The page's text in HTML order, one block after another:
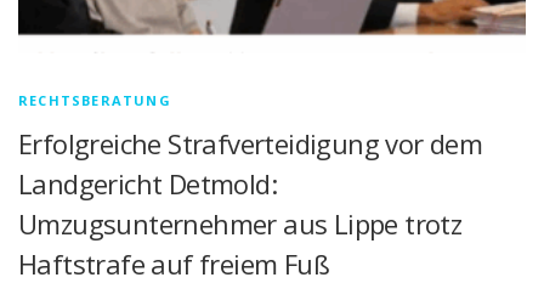
RECHTSBERATUNG
Erfolgreiche Strafverteidigung vor dem
Landgericht Detmold:
Umzugsunternehmer aus Lippe trotz
Haftstrafe auf freiem Fuß